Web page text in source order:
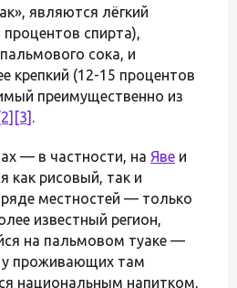
являются лёгкий
спирта),
сока, и
крепкий (12-15 процентов
преимущественно из
[3] .
— в частности, на Яве и
как рисовый, так и
местностей — только
известный регион,
на пальмовом туаке —
у проживающих там
национальным напитком,